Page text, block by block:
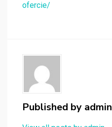
ofercie/
Published by admin